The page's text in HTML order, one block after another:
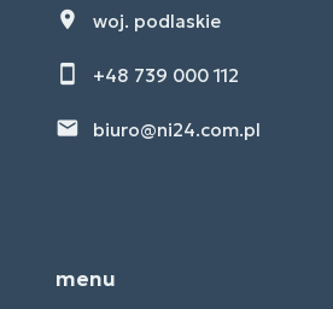
woj. podlaskie
+48 739 000 112
biuro@ni24.com.pl
menu